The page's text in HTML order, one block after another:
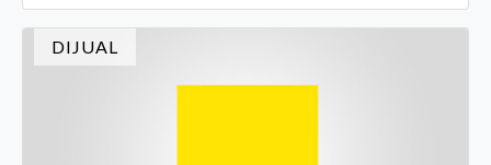
DIJUAL